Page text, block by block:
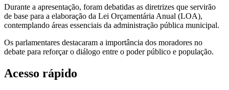
Durante a apresentação, foram debatidas as diretrizes que servirão
de base para a elaboração da Lei Orçamentária Anual (LOA),
contemplando áreas essenciais da administração pública municipal.
Os parlamentares destacaram a importância dos moradores no
debate para reforçar o diálogo entre o poder público e população.
Acesso rápido